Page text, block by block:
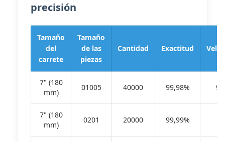
precisión
Tamaño
del
carrete
Tamaño
de las
piezas
Cantidad Exactitud
7" (180
mm)
01005 40000 99,98% 9-
7" (180
mm)
0201 20000 99,99%